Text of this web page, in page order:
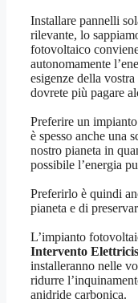
Installare pannelli
rilevante, lo
fotovoltaico
autonomamente
esigenze della
dovrete più pagare
Preferire un
è spesso anche una
nostro pianeta in
possibile l’energia
Preferirlo è quindi
pianeta e di
L’impianto
Intervento
installeranno nelle
ridurre
anidride carbonica.